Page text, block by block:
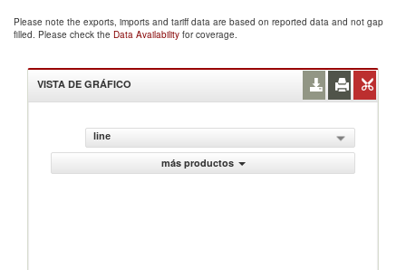
Please note the exports, imports and tariff data are based on reported data and not gap
filled. Please check the Data Availability for coverage.
VISTA DE GRÁFICO
line
más productos